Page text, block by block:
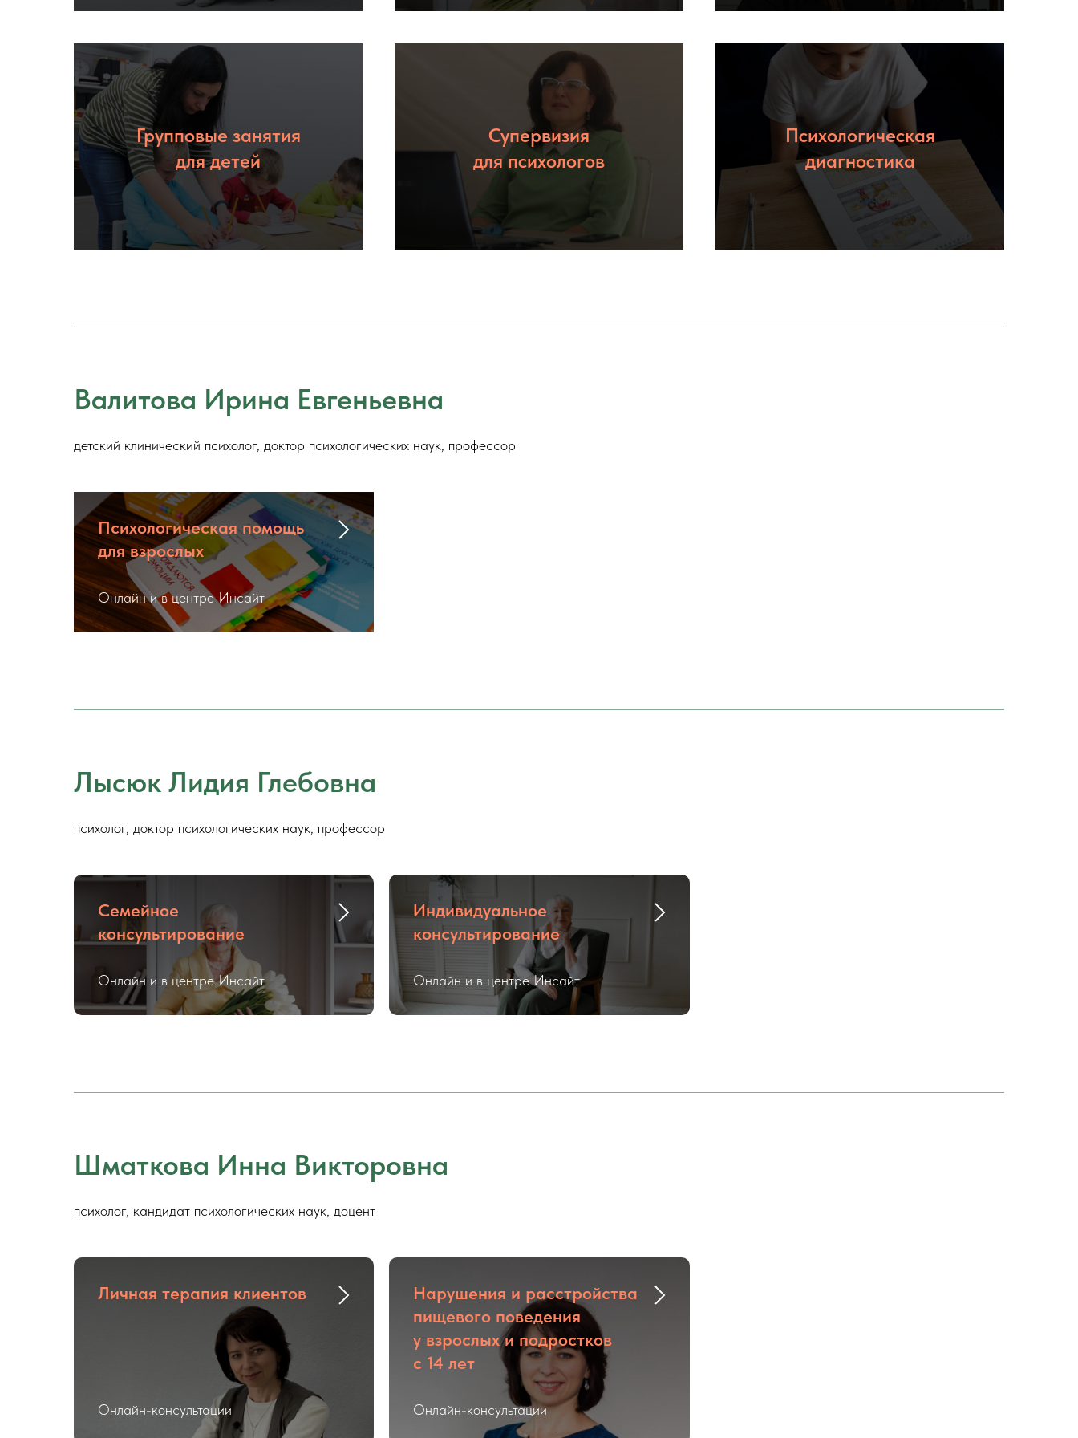
Групповые занятия
для детей
Подробнее
Супервизия
для психологов
Подробнее
Психологическая
диагностика
Подробнее
Валитова Ирина Евгеньевна
детский клинический психолог, доктор психологических наук, профессор
Психологическая помощь
для взрослых
Онлайн и в центре Инсайт
Лысюк Лидия Глебовна
психолог, доктор психологических наук, профессор
Семейное
консультирование
Онлайн и в центре Инсайт
Индивидуальное
консультирование
Онлайн и в центре Инсайт
Шматкова Инна Викторовна
психолог, кандидат психологических наук, доцент
Личная терапия клиентов
Онлайн-консультации
Нарушения и расстройства
пищевого поведения
у взрослых и подростков
с 14 лет
Онлайн-консультации